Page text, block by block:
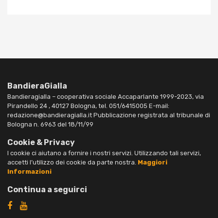
BandieraGialla
Bandieragialla – cooperativa sociale Accaparlante 1999-2023, via
Pirandello 24 , 40127 Bologna, tel. 051/6415005 E-mail:
redazione@bandieragialla.it Pubblicazione registrata al tribunale di
Bologna n. 6963 del 18/11/99
Cookie & Privacy
I cookie ci aiutano a fornire i nostri servizi. Utilizzando tali servizi,
accetti l’utilizzo dei cookie da parte nostra. Maggiori
Informazioni
Continua a seguirci